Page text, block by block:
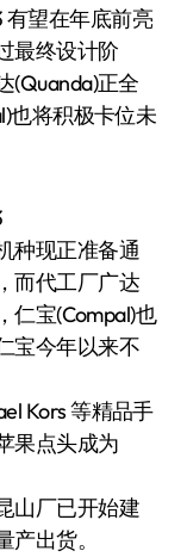
最终设计阶
(Quanda)正全
也将积极卡位未
种现正准备通
而代工厂广达
仁宝(Compal)也
宝今年以来不
Kors 等精品手
果点头成为
山厂已开始建
出货。